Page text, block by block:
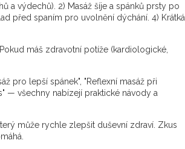
a výdechů). 2) Masáž šíje a spánků prsty po
před spaním pro uvolnění dýchání. 4) Krátká
máš zdravotní potíže (kardiologické,
pro lepší spánek", "Reflexní masáž při
— všechny nabízejí praktické návody a
může rychle zlepšit duševní zdraví. Zkus